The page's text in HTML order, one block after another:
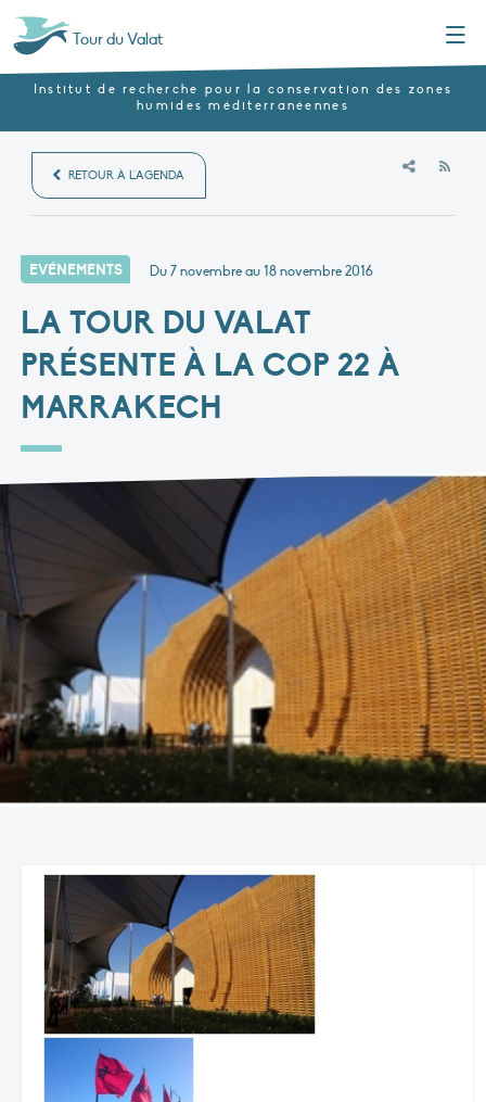
Tour du Valat
Institut de recherche pour la conservation des zones
humides méditerranéennes
RETOUR À L'AGENDA
EVÉNEMENTS Du 7 novembre au 18 novembre 2016
LA TOUR DU VALAT
PRÉSENTE À LA COP 22 À
MARRAKECH